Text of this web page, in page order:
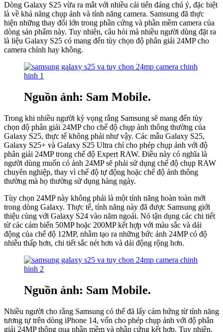
Dòng Galaxy S25 vừa ra mắt với nhiều cải tiến đáng chú ý, đặc biệt
là về khả năng chụp ảnh và tính năng camera. Samsung đã thực
hiện những thay đổi lớn trong phần cứng và phần mềm camera của
dòng sản phẩm này. Tuy nhiên, câu hỏi mà nhiều người dùng đặt ra
là liệu Galaxy S25 có mang đến tùy chọn độ phân giải 24MP cho
camera chính hay không.
Nguồn ảnh: Sam Mobile.
Trong khi nhiều người kỳ vọng rằng Samsung sẽ mang đến tùy
chọn độ phân giải 24MP cho chế độ chụp ảnh thông thường của
Galaxy S25, thực tế không phải như vậy. Các mẫu Galaxy S25,
Galaxy S25+ và Galaxy S25 Ultra chỉ cho phép chụp ảnh với độ
phân giải 24MP trong chế độ Expert RAW. Điều này có nghĩa là
người dùng muốn có ảnh 24MP sẽ phải sử dụng chế độ chụp RAW
chuyên nghiệp, thay vì chế độ tự động hoặc chế độ ảnh thông
thường mà họ thường sử dụng hàng ngày.
Tùy chọn 24MP này không phải là một tính năng hoàn toàn mới
trong dòng Galaxy. Thực tế, tính năng này đã được Samsung giới
thiệu cùng với Galaxy S24 vào năm ngoái. Nó tận dụng các chi tiết
từ các cảm biến 50MP hoặc 200MP kết hợp với màu sắc và dải
động của chế độ 12MP, nhằm tạo ra những bức ảnh 24MP có độ
nhiễu thấp hơn, chi tiết sắc nét hơn và dải động rộng hơn.
Nguồn ảnh: Sam Mobile.
Nhiều người cho rằng Samsung có thể đã lấy cảm hứng từ tính năng
tương tự trên dòng iPhone 14, vốn cho phép chụp ảnh với độ phân
giải 24MP thông qua phần mềm và phần cứng kết hợp. Tuy nhiên,